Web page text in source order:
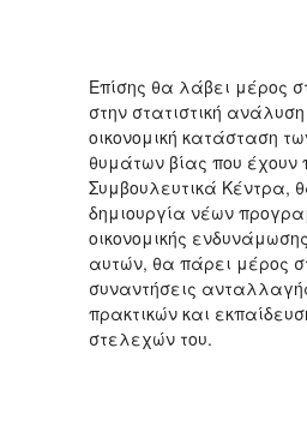
Επίσης θα λάβει μέρος
στην στατιστική
οικονομική κατάσταση
θυμάτων βίας που έχουν
Συμβουλευτικά Κέντρα,
δημιουργία νέων
οικονομικής
αυτών, θα πάρει μέρος
συναντήσεις
πρακτικών και
στελεχών του.